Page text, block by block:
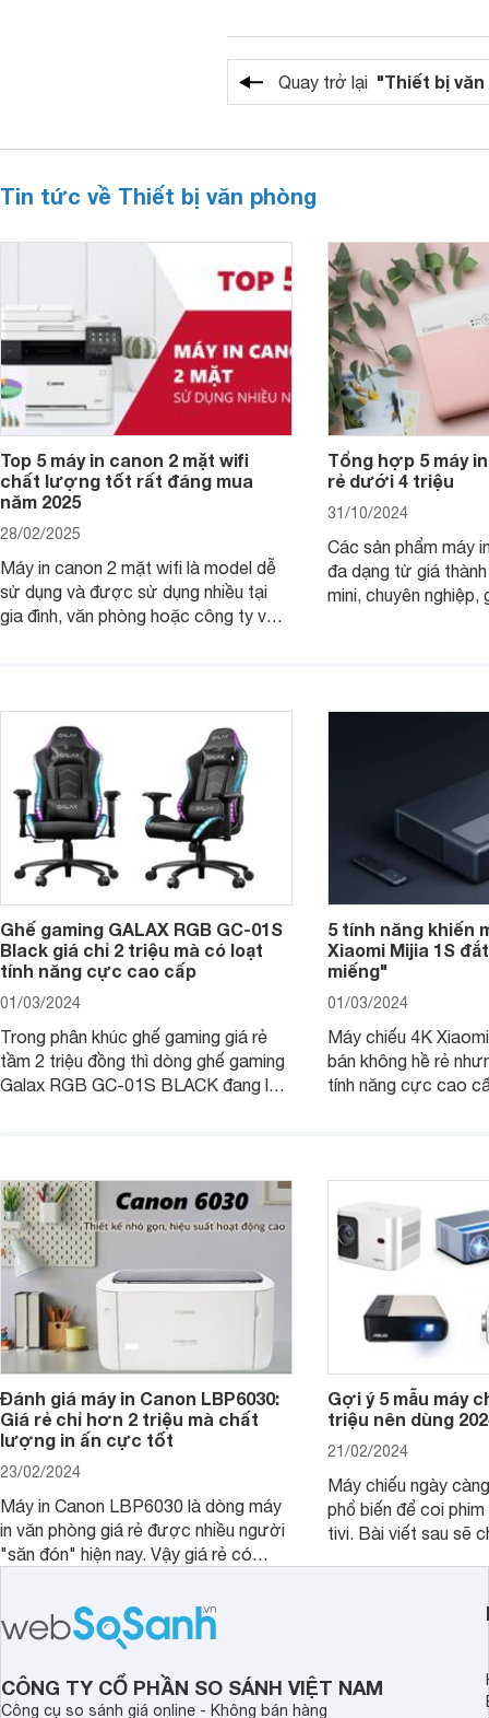
Quay trở lại "Thiết bị
Tin tức về Thiết bị văn phòng
Top 5 máy in canon 2 mặt wifi
chất lượng tốt rất đáng mua
năm 2025
28/02/2025
Máy in canon 2 mặt wifi là model dễ
sử dụng và được sử dụng nhiều tại
gia đình, văn phòng hoặc công ty vừa
Tổng hợp 5 máy
rẻ dưới 4 triệu
31/10/2024
Các sản phẩm máy
đa dạng từ giá
mini, chuyên nghiệp,
Ghế gaming GALAX RGB GC-01S
Black giá chỉ 2 triệu mà có loạt
tính năng cực cao cấp
01/03/2024
Trong phân khúc ghế gaming giá rẻ
tầm 2 triệu đồng thì dòng ghế gaming
Galax RGB GC-01S BLACK đang là
5 tính năng khiến
Xiaomi Mijia 1S
miếng"
01/03/2024
Máy chiếu 4K
bán không hề rẻ
tính năng cực cao
Đánh giá máy in Canon LBP6030:
Giá rẻ chỉ hơn 2 triệu mà chất
lượng in ấn cực tốt
23/02/2024
Máy in Canon LBP6030 là dòng máy
in văn phòng giá rẻ được nhiều người
"săn đón" hiện nay. Vậy giá rẻ có
không, bài viết đánh giá máy in Canon
LBP6030 dưới đây sẽ giúp bạn hiểu
Gợi ý 5 mẫu máy
triệu nên dùng
21/02/2024
Máy chiếu ngày
phổ biến để coi
tivi. Bài viết sau sẽ chia sẻ cho bạn 5
CÔNG TY CỔ PHẦN SO SÁNH VIỆT NAM
Công cụ so sánh giá online - Không bán hàng